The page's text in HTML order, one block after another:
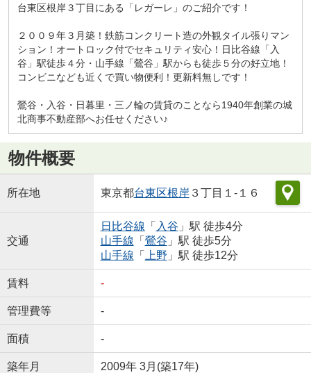
台東区根岸３丁目にある「レガーレ」のご紹介です！
２００９年３月築！鉄筋コンクリート造の外観タイル張りマン
ション！オートロック付でセキュリティ安心！日比谷線「入
谷」駅徒歩４分・山手線「鶯谷」駅からも徒歩５分の好立地！
コンビニなども近くで買い物便利！更新料無しです！
鶯谷・入谷・日暮里・三ノ輪の賃貸のことなら1940年創業の城
北商事不動産部へお任せください♪
物件概要
所在地 東京都台東区根岸 ３丁目１-１６
交通
日比谷線 「 入谷 」駅 徒歩4分
山手線 「 鶯谷 」駅 徒歩5分
山手線 「 上野 」駅 徒歩12分
賃料 -
管理費等 -
面積 -
築年月 2009年 3月(築17年)